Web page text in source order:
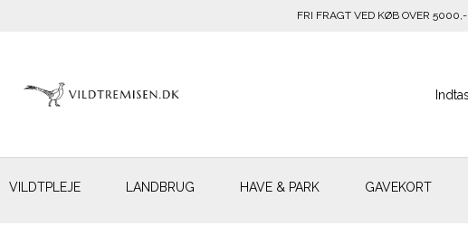
FRI FRAGT VED KØB OVER 5000,-
VILDTPLEJE LANDBRUG HAVE & PARK GAVEKORT